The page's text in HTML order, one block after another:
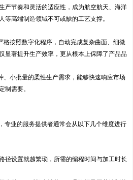
产节奏和灵活的适应性，成为航空航天、海洋
等高端制造领域不可或缺的工艺支撑。
格按照数字化程序，自动完成复杂曲面、细微
显著提升生产效率，更从根本上保障了产品品
、小批量的柔性生产需求，能够快速响应市场
制需要。
专业的服务提供者通常会从以下几个维度进行
径设置就越繁琐，所需的编程时间与加工时长